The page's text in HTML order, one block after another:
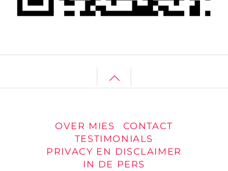
Back
OVER MIES
CONTACT
TESTIMONIALS
PRIVACY EN DISCLAIMER
IN DE PERS